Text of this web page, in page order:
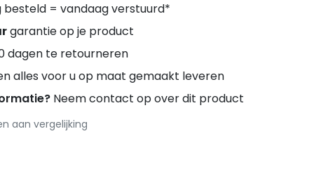
besteld = vandaag verstuurd*
garantie op je product
dagen te retourneren
alles voor u op maat gemaakt leveren
Neem contact op over dit product
aan vergelijking